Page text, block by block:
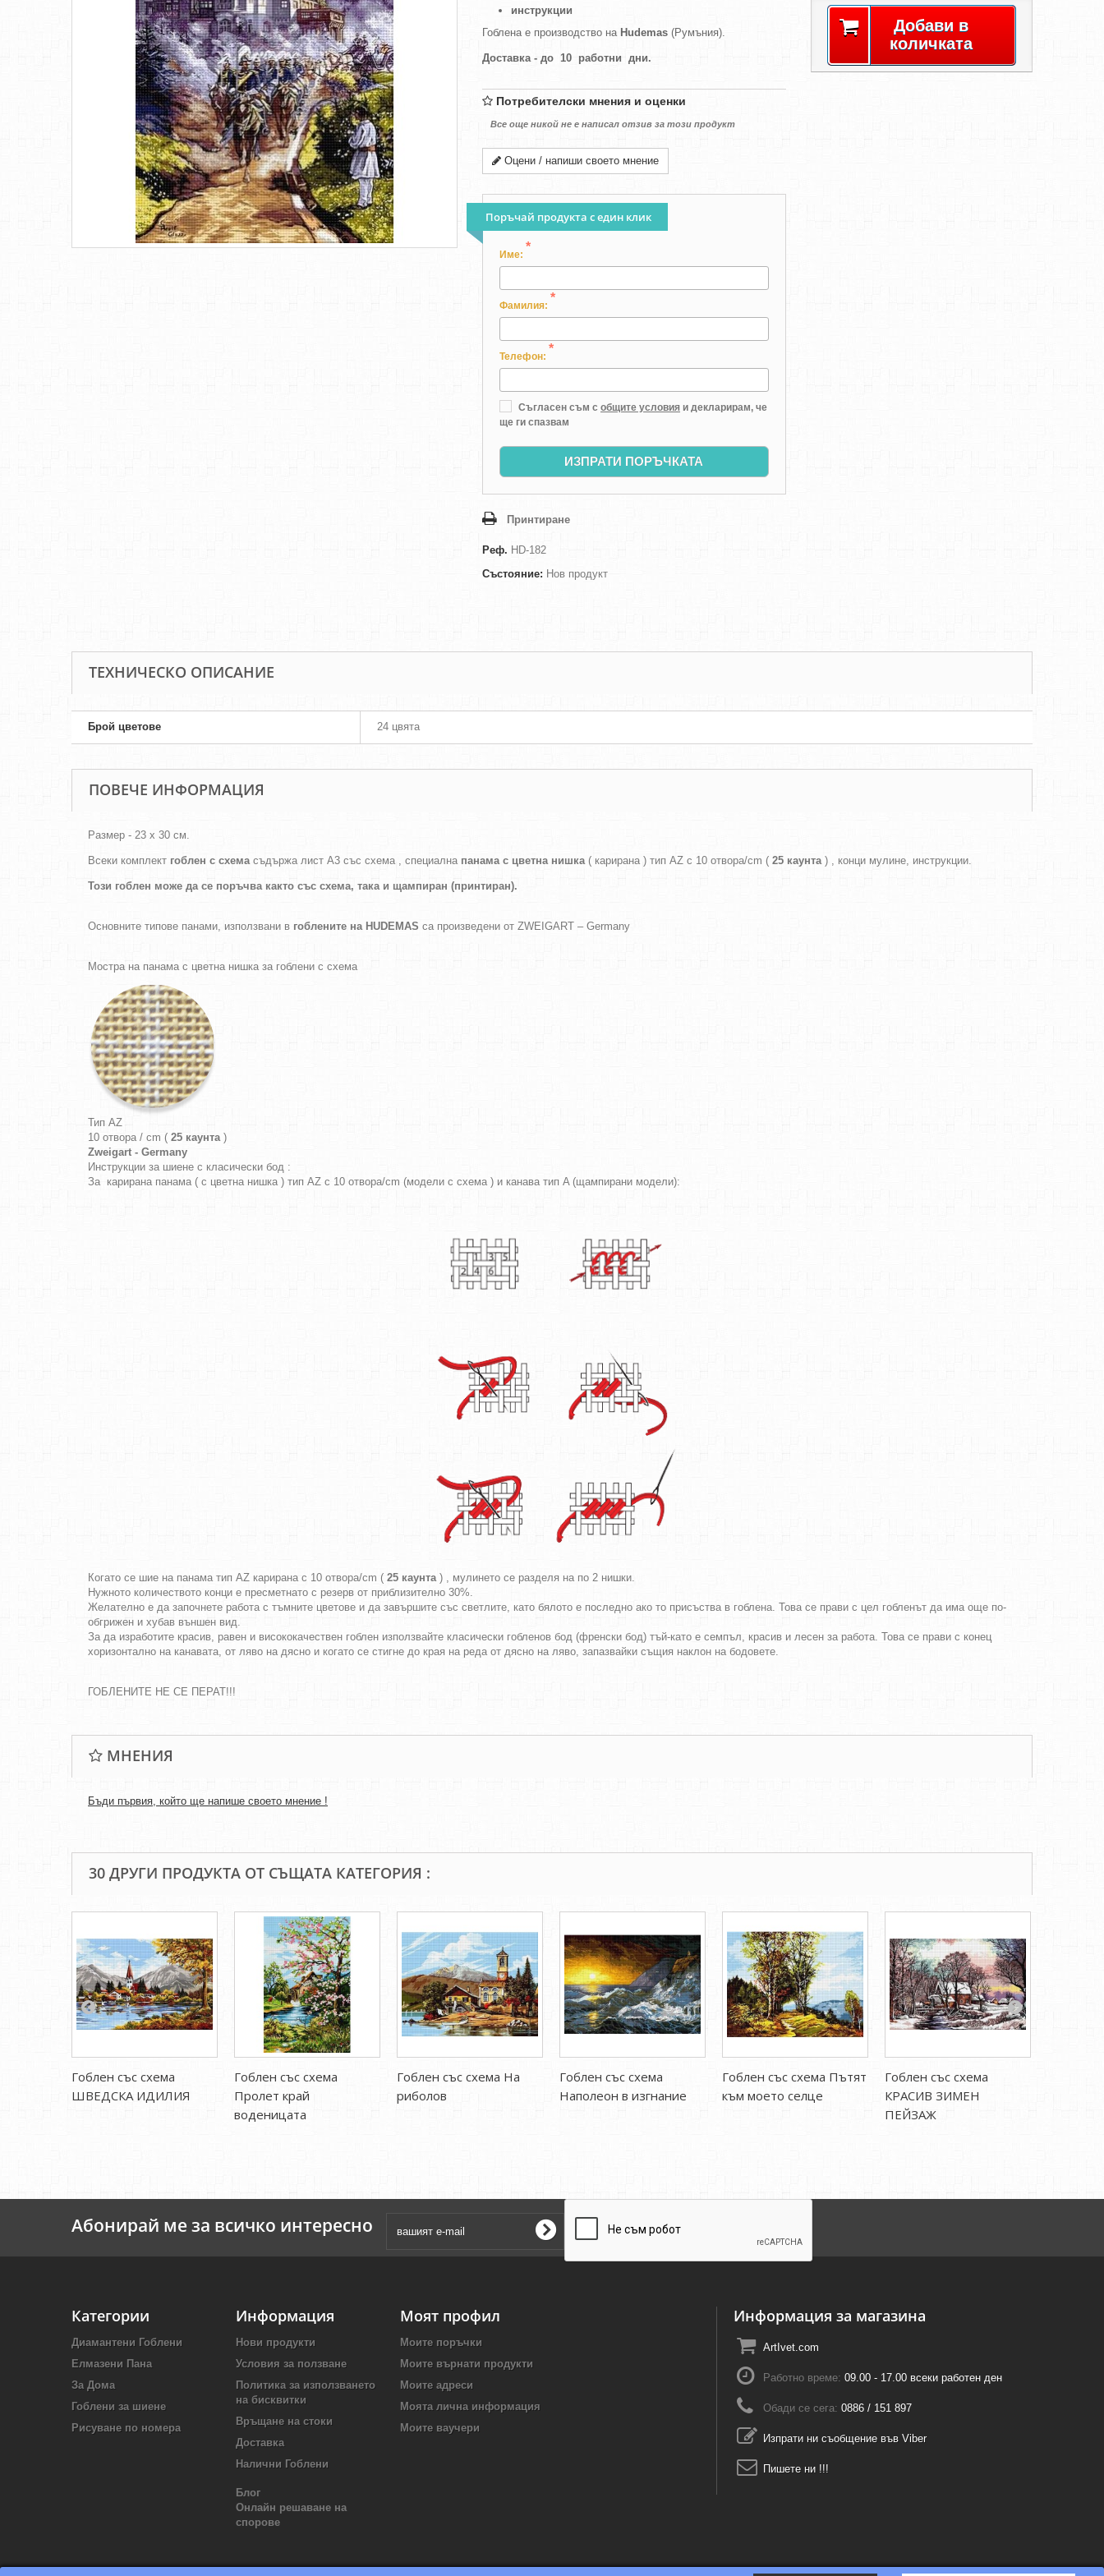
инструкции
Гоблена е производство на Hudemas (Румъния).
Доставка - до 10 работни дни.
Потребителски мнения и оценки
Все още никой не е написал отзив за този продукт
Оцени / напиши своето мнение
Поръчай продукта с един клик
Име:
*
Фамилия:
*
Телефон:
*
Съгласен съм с общите условия и декларирам, че
ще ги спазвам
ИЗПРАТИ ПОРЪЧКАТА
Принтиране
Реф. HD-182
Състояние: Нов продукт
Добави в
количката
ТЕХНИЧЕСКО ОПИСАНИЕ
Брой цветове 24 цвята
ПОВЕЧЕ ИНФОРМАЦИЯ
Размер - 23 х 30 см.
Всеки комплект гоблен с схемасъдържа лист А3 със схема , специална панама с цветна нишка( карирана ) тип AZ с 10 отвора/cm ( 25 каунта) , конци мулине, инструкции.
Този гоблен може да се поръчва както със схема, така и щампиран (принтиран).
Основните типове панами, използвани в гоблените на HUDEMAS са произведени от ZWEIGART – Germany
Мостра на панама с цветна нишка за гоблени с схема
Тип AZ
10 отвора / cm ( 25 каунта)
Zweigart - Germany
Инструкции за шиене с класически бод :
За карирана панама ( с цветна нишка ) тип AZ с 10 отвора/cm (модели с схема ) и канава тип A (щампирани модели):
Когато се шие на панама тип AZ карирана с 10 отвора/cm ( 25 каунта) , мулинето се разделя на по 2 нишки.
Нужното количеството конци е пресметнато с резерв от приблизително 30%.
Желателно е да започнете работа с тъмните цветове и да завършите със светлите, като бялото е последно ако то присъства в гоблена. Това се прави с цел гобленът да има още по-
обгрижен и хубав външен вид.
За да изработите красив, равен и висококачествен гоблен използвайте класически гобленов бод (френски бод) тъй-като е семпъл, красив и лесен за работа. Това се прави с конец
хоризонтално на канавата, от ляво на дясно и когато се стигне до края на реда от дясно на ляво, запазвайки същия наклон на бодовете.
ГОБЛЕНИТЕ НЕ СЕ ПЕРАТ!!!
МНЕНИЯ
Бъди първия, който ще напише своето мнение !
30 ДРУГИ ПРОДУКТА ОТ СЪЩАТА КАТЕГОРИЯ :
Гоблен със схема
ШВЕДСКА ИДИЛИЯ
Гоблен със схема
Пролет край
воденицата
Гоблен със схема На
риболов
Гоблен със схема
Наполеон в изгнание
Гоблен със схема Пътят
към моето селце
Гоблен със схема
КРАСИВ ЗИМЕН
ПЕЙЗАЖ
Абонирай ме за всичко интересно
Категории
Диамантени Гоблени
Елмазени Пана
За Дома
Гоблени за шиене
Рисуване по номера
Информация
Нови продукти
Условия за ползване
Политика за използването
на бисквитки
Връщане на стоки
Доставка
Налични Гоблени
Блог
Онлайн решаване на
спорове
Моят профил
Моите поръчки
Моите върнати продукти
Моите адреси
Моята лична информация
Моите ваучери
Информация за магазина
ArtIvet.com
Работно време: 09.00 - 17.00 всеки работен ден
Обади се сега: 0886 / 151 897
Изпрати ни съобщение във Viber
Пишете ни !!!